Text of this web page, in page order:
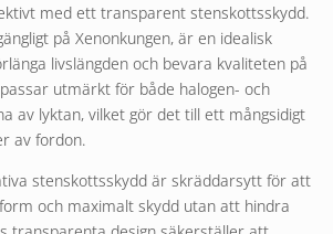
med ett transparent stenskottsskydd.
på Xenonkungen, är en idealisk
livslängden och bevara kvaliteten på
utmärkt för både halogen- och
av lyktan, vilket gör det till ett mångsidigt
av fordon.
stenskottsskydd är skräddarsytt för att
och maximalt skydd utan att hindra